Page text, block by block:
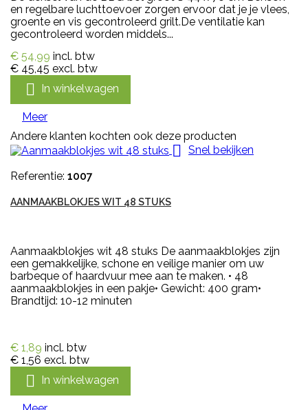
en regelbare luchttoevoer zorgen ervoor dat je je vlees,
groente en vis gecontroleerd grilt.De ventilatie kan
gecontroleerd worden middels...
€ 54,99 incl. btw
€ 45,45 excl. btw
 In winkelwagen
Meer
Andere klanten kochten ook deze producten
 Snel bekijken
Referentie: 1007
AANMAAKBLOKJES WIT 48 STUKS
Aanmaakblokjes wit 48 stuks De aanmaakblokjes zijn
een gemakkelijke, schone en veilige manier om uw
barbeque of haardvuur mee aan te maken. • 48
aanmaakblokjes in een pakje• Gewicht: 400 gram•
Brandtijd: 10-12 minuten
€ 1,89 incl. btw
€ 1,56 excl. btw
 In winkelwagen